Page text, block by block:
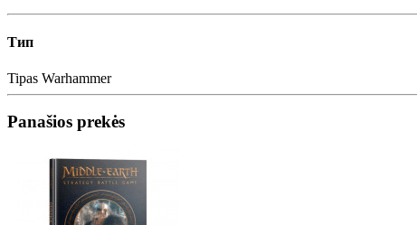
Тип
Tipas Warhammer
Panašios prekės